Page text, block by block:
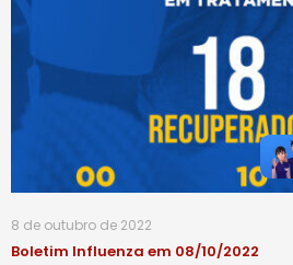
8 de outubro de 2022
Boletim Influenza em 08/10/2022